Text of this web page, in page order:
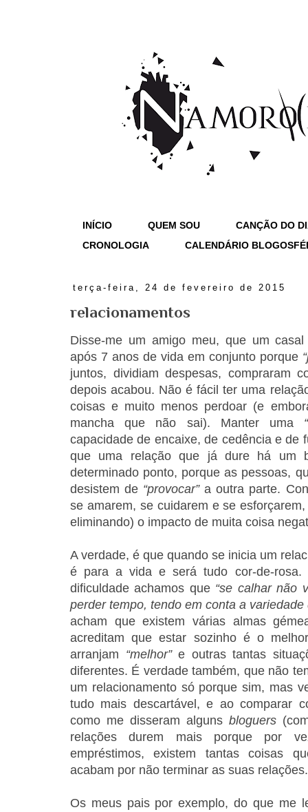
INÍCIO QUEM SOU
CANÇÃO DO
CRONOLOGIA
CALENDÁRIO
terça-feira, 24 de fevereiro de 2015
relacionamentos
Disse-me um amigo meu, que um
após 7 anos de vida em conjunto porque
juntos, dividiam despesas, compraram
depois acabou. Não é fácil ter uma
coisas e muito menos perdoar (e
mancha que não sai). Manter uma
capacidade de encaixe, de cedência e de
que uma relação que já dure há um
determinado ponto, porque as pessoas,
desistem de “provocar”a outra parte.
se amarem, se cuidarem e se
eliminando) o impacto de muita coisa
A verdade, é que quando se inicia um
é para a vida e será tudo cor-de-
dificuldade achamos que “se calhar não
perder tempo, tendo em conta a variedade
acham que existem várias almas
acreditam que estar sozinho é o
arranjam “melhor”e outras tantas
diferentes. É verdade também, que não
um relacionamento só porque sim, mas
tudo mais descartável, e ao comparar
como me disseram alguns bloguers
relações durem mais porque por
empréstimos, existem tantas coisas
acabam por não terminar as suas relações.
Os meus pais por exemplo, do que me